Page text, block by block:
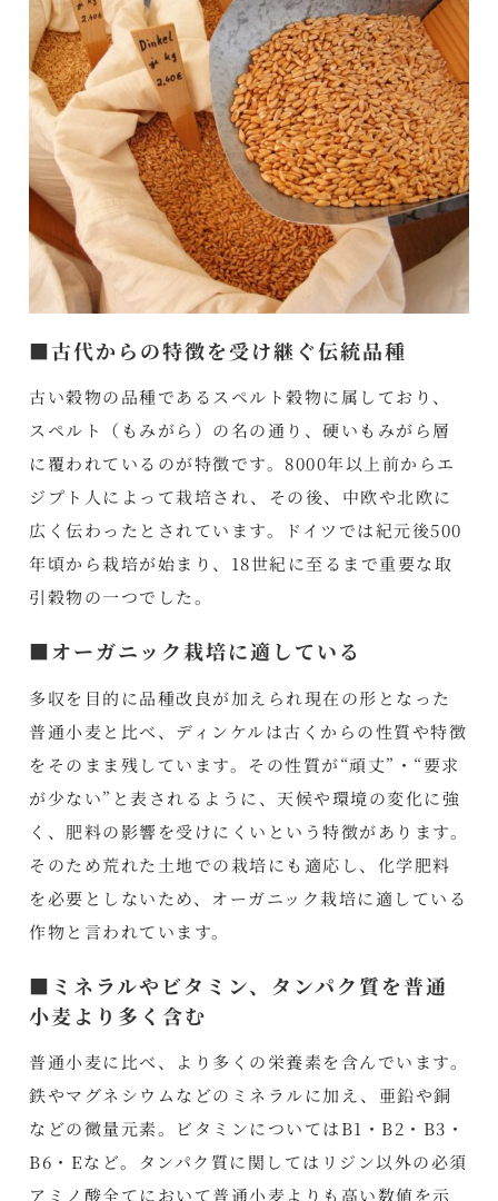
■古代からの特徴を受け継ぐ伝統品種
古い穀物の品種であるスペルト穀物に属しており、
スペルト（もみがら）の名の通り、硬いもみがら層
に覆われているのが特徴です。8000年以上前からエ
ジプト人によって栽培され、その後、中欧や北欧に
広く伝わったとされています。ドイツでは紀元後500
年頃から栽培が始まり、18世紀に至るまで重要な取
引穀物の一つでした。
■オーガニック栽培に適している
多収を目的に品種改良が加えられ現在の形となった
普通小麦と比べ、ディンケルは古くからの性質や特徴
をそのまま残しています。その性質が“頑丈”・“要求
が少ない”と表されるように、天候や環境の変化に強
く、肥料の影響を受けにくいという特徴があります。
そのため荒れた土地での栽培にも適応し、化学肥料
を必要としないため、オーガニック栽培に適している
作物と言われています。
■ミネラルやビタミン、タンパク質を普通
小麦より多く含む
普通小麦に比べ、より多くの栄養素を含んでいます。
鉄やマグネシウムなどのミネラルに加え、亜鉛や銅
などの微量元素。ビタミンについてはB1・B2・B3・
B6・Eなど。タンパク質に関してはリジン以外の必須
アミノ酸全てにおいて普通小麦よりも高い数値を示